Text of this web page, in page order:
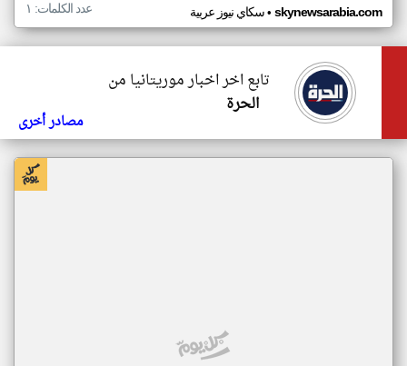
سكاي نيوز عربية• skynewsarabia.com عدد الكلمات: ١
تابع اخر اخبار موريتانيا من
الحرة
مصادر أخرى